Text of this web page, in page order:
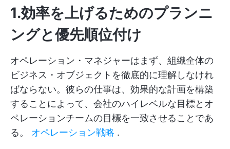
1.効率を上げるためのプランニ
ングと優先順位付け
オペレーション・マネジャーはまず、組織全体の
ビジネス・オブジェクトを徹底的に理解しなけれ
ばならない。彼らの仕事は、効果的な計画を構築
することによって、会社のハイレベルな目標とオ
ペレーションチームの目標を一致させることであ
る。 オペレーション戦略 .